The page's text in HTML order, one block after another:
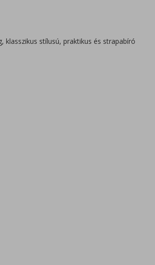
stílusú, praktikus és strapabíró